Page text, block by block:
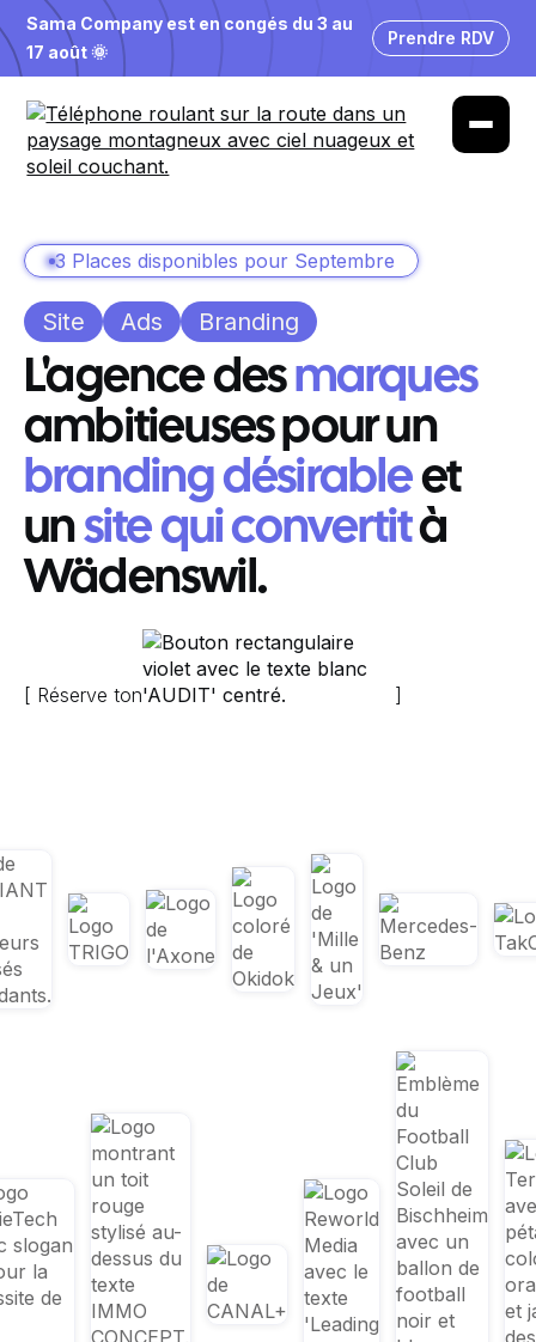
Sama Company est en congés du 3 au
17 août 🌞
Prendre RDV
3 Places disponibles pour Septembre
Site Ads Branding
L'agence desmarques
ambitieuses pour un
branding désirableet
unsite qui convertità
Wädenswil.
[ Réserve ton ]